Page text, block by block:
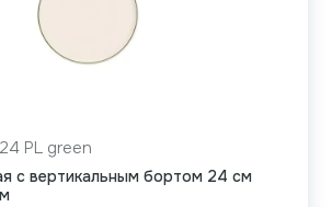
PL green
с вертикальным бортом 24 см